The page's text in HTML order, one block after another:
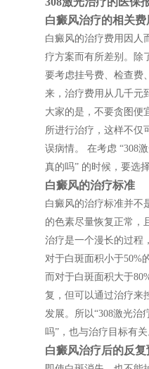
白癜风治疗的相关费
白癜风的治疗费用因人
疗方案而有所差别。除
要考虑挂号费、检查费
来，治疗费用从几千元
大家的是，不要贪图便
所进行治疗，这样不仅
误病情。 在考虑 “308
真的吗” 的时候，要选
白癜风的治疗标准
白癜风的治疗标准并不
的色素尽量恢复正常，
治疗是一个漫长的过程
对于白斑面积小于50%
而对于白斑面积大于
复，但可以通过治疗来
发展。所以“308激光治
吗”，也与治疗目标有关
白癜风治疗后的反复